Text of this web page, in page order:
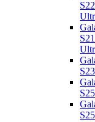
S22
S21
S23
S25
S25